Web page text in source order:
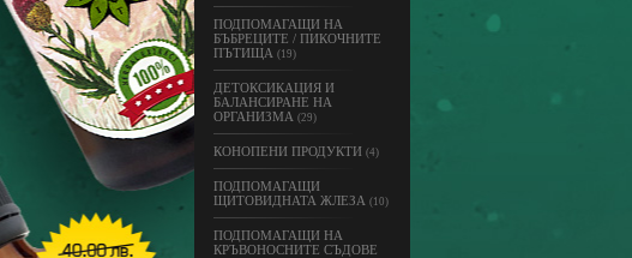
ПОДПОМАГАЩИ НА
БЪБРЕЦИТЕ / ПИКОЧНИТЕ
ПЪТИЩА (19)
ДЕТОКСИКАЦИЯ И
БАЛАНСИРАНЕ НА
ОРГАНИЗМА (29)
КОНОПЕНИ ПРОДУКТИ (4)
ПОДПОМАГАЩИ
ЩИТОВИДНАТА ЖЛЕЗА (10)
ПОДПОМАГАЩИ НА
КРЪВОНОСНИТЕ СЪДОВЕ